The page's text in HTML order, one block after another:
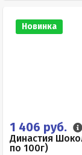
Новинка
1 406 руб.
Династия
по 100г)